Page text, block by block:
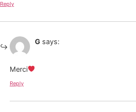
Reply
G says:
Merci
Reply